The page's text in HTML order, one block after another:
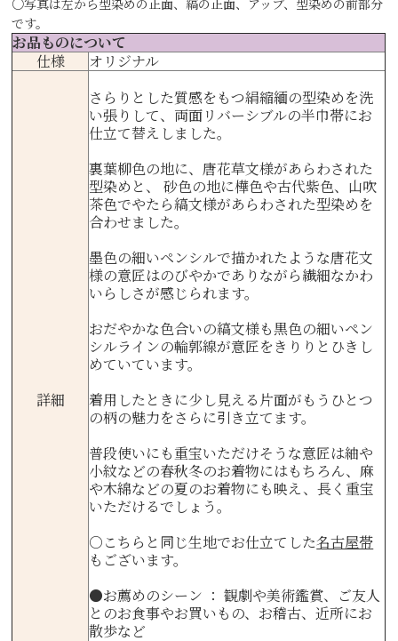
です。
お品ものについて
仕様
オリジナル
詳細
さらりとした質感をもつ絹縮緬の型染めを洗
い張りして、両面リバーシブルの半巾帯にお
仕立て替えしました。
裏葉柳色の地に、唐花草文様があらわされた
型染めと、 砂色の地に樺色や古代紫色、山吹
茶色でやたら縞文様があらわされた型染めを
合わせました。
墨色の細いペンシルで描かれたような唐花文
様の意匠はのびやかでありながら繊細なかわ
いらしさが感じられます。
おだやかな色合いの縞文様も黒色の細いペン
シルラインの輪郭線が意匠をきりりとひきし
めていています。
着用したときに少し見える片面がもうひとつ
の柄の魅力をさらに引き立てます。
普段使いにも重宝いただけそうな意匠は紬や
小紋などの春秋冬のお着物にはもちろん、麻
や木綿などの夏のお着物にも映え、長く重宝
いただけるでしょう。
○こちらと同じ生地でお仕立てした名古屋帯
もございます。
●お薦めのシーン ： 観劇や美術鑑賞、ご友人
とのお食事やお買いもの、お稽古、近所にお
散歩など